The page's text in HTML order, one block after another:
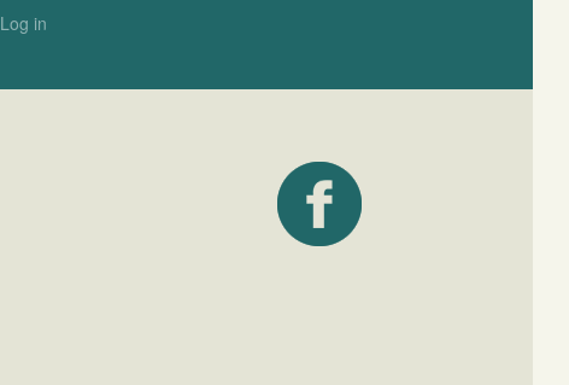
Log in